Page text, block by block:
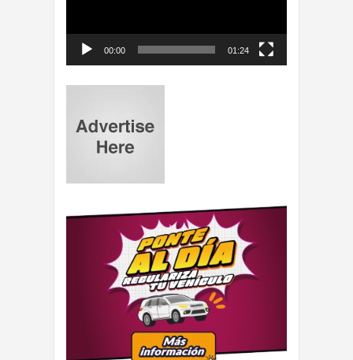
00:00 01:24